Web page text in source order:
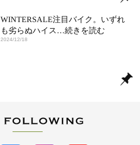
WINTERSALE注目バイク。いずれ
も劣らぬハイス …続きを読む
2024/12/18